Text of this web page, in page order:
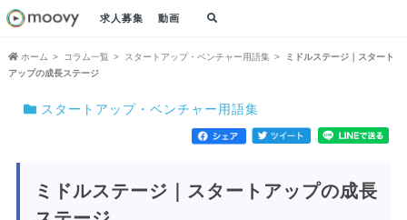
求人募集 動画
ホーム コラム一覧 スタートアップ・ベンチャー用語集
ミドルステージ｜スタート
アップの成長ステージ
スタートアップ・ベンチャー用語集
ミドルステージ｜スタートアップの成長